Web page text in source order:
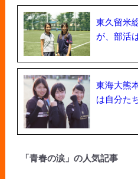
東久留米
が、部活
東海大熊
は自分た
「青春の涙」の人気記事